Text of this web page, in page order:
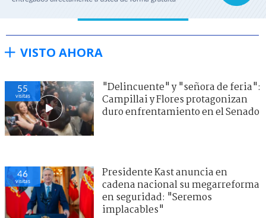
VISTO AHORA
55
visitas
"Delincuente" y "señora de feria":
Campillai y Flores protagonizan
duro enfrentamiento en el Senado
46
visitas
Presidente Kast anuncia en
cadena nacional su megarreforma
en seguridad: "Seremos
implacables"